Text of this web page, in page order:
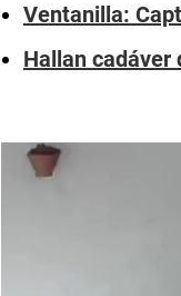
Ventanilla:
Hallan cadáver